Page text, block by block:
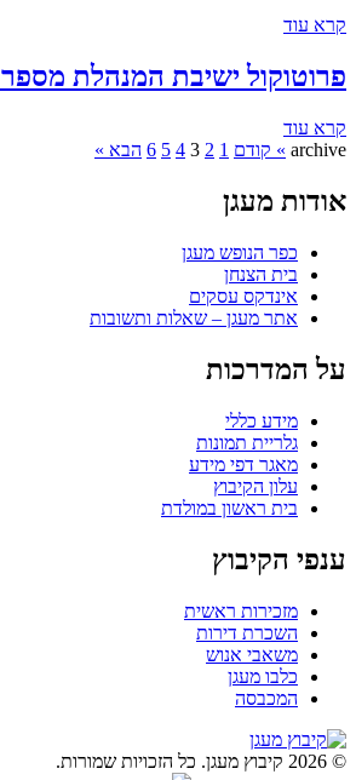
קרא עוד
פרוטוקול ישיבת המנהלת מספר 08-17
קרא עוד
archive » קודם 1
2
3
4
5
6 הבא »
אודות מעגן
כפר הנופש מעגן
בית הצנחן
אינדקס עסקים
אתר מעגן – שאלות ותשובות
על המדרכות
מידע כללי
גלריית תמונות
מאגר דפי מידע
עלון הקיבוץ
בית ראשון במולדת
ענפי הקיבוץ
מזכירות ראשית
השכרת דירות
משאבי אנוש
כלבו מעגן
המכבסה
© 2026 קיבוץ מעגן. כל הזכויות שמורות.